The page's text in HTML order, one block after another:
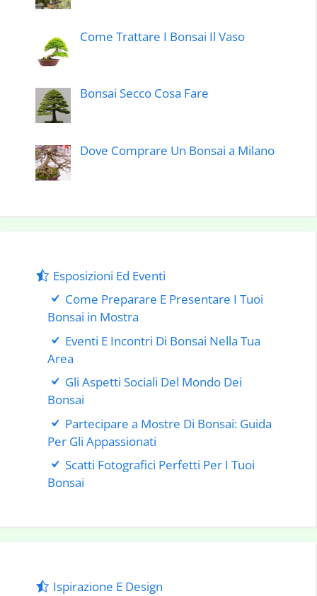
Come Trattare I Bonsai Il Vaso
Bonsai Secco Cosa Fare
Dove Comprare Un Bonsai a Milano
Esposizioni Ed Eventi
Come Preparare E Presentare I Tuoi
Bonsai in Mostra
Eventi E Incontri Di Bonsai Nella Tua
Area
Gli Aspetti Sociali Del Mondo Dei
Bonsai
Partecipare a Mostre Di Bonsai: Guida
Per Gli Appassionati
Scatti Fotografici Perfetti Per I Tuoi
Bonsai
Ispirazione E Design